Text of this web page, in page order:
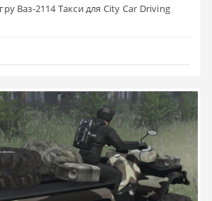
Ваз-2114 Такси для City Car Driving